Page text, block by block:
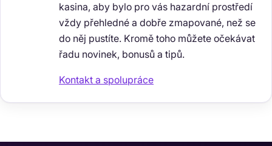
kasina, aby bylo pro vás hazardní prostředí
vždy přehledné a dobře zmapované, než se
do něj pustíte. Kromě toho můžete očekávat
řadu novinek, bonusů a tipů.
Kontakt a spolupráce